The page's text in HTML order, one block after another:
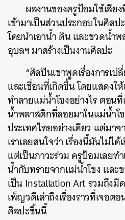
ผลงานของครูป้อมใช้เสียง
เข้ามาเป็นส่วนประกอบในศิล
โดยนำเอาน้ำ ดิน และขวดน้ำ
อุบลฯ มาสร้างเป็นงานศิลปะ
“ศิลปินเขาพูดเรื่องการเ
และเขื่อนที่เกิดขึ้น โดยแสดงใ
ทำลายแม่น้ำโขงอย่างไร ตอน
น้ำพลาสติกที่ลอยมาในแม่น้ำโ
ประเทศไทยอย่างเดียว แต่มา
เราเลยสนใจว่า เรื่องนี้มันไม่ไ
แต่เป็นภาวะร่วม ครูป้อมเลยท
น้ำกับทรายจากแม่น้ำโขง และ
เป็น Installation Artรวมถึงมี
เพ็ญวดีเล่าถึงเรื่องราวที่เจอต
ศิลปะชิ้นนี้